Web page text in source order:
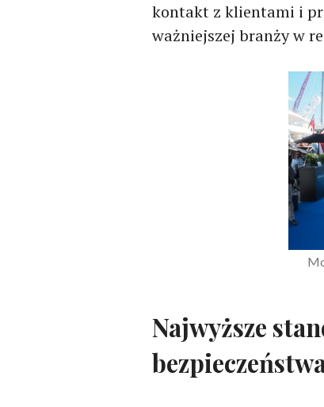
kontakt z klientami i
ważniejszej branży w
Najwyższe